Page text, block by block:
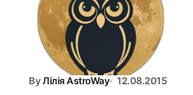
By Лілія AstroWay 12.08.2015